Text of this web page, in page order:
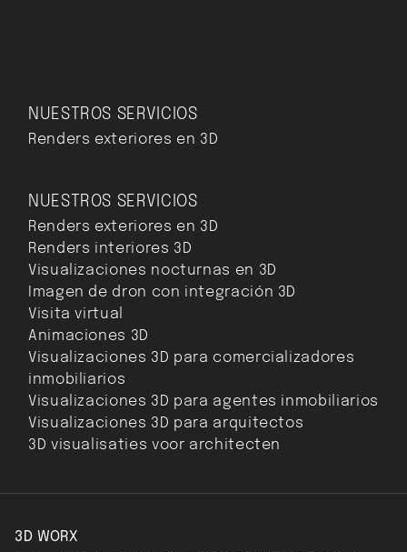
NUESTROS SERVICIOS
Renders exteriores en 3D
NUESTROS SERVICIOS
Renders exteriores en 3D
Renders interiores 3D
Visualizaciones nocturnas en 3D
Imagen de dron con integración 3D
Visita virtual
Animaciones 3D
Visualizaciones 3D para comercializadores
inmobiliarios
Visualizaciones 3D para agentes inmobiliarios
Visualizaciones 3D para arquitectos
3D visualisaties voor architecten
3D WORX